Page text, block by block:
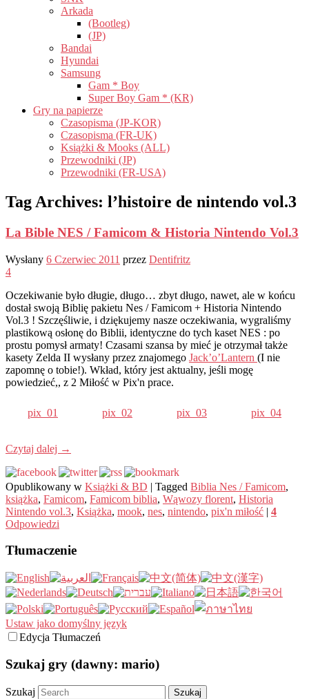
Arkada
(Bootleg)
(JP)
Bandai
Hyundai
Samsung
Gam * Boy
Super Boy Gam * (KR)
Gry na papierze
Czasopisma (JP-KOR)
Czasopisma (FR-UK)
Książki & Mooks (ALL)
Przewodniki (JP)
Przewodniki (FR-USA)
Tag Archives: l’histoire de nintendo vol.3
La Bible NES / Famicom & Historia Nintendo Vol.3
Wysłany 6 Czerwiec 2011 przez Dentifritz
4
Oczekiwanie było długie, długo… zbyt długo, nawet, ale w końcu
dostał swoją Biblię pakietu Nes / Famicom + Historia Nintendo
Vol.3 ! Szczęśliwie, i dziękujemy nasze oczekiwania, wygraliśmy
plastikową osłonę do Biblii, identyczne do tych kaset NES : po
prostu pomysł armaty! Czasami szansa by mieć je otrzymał także
kasety Zelda II wysłany przez znajomego Jack’o’Lantern (I nie
zapomnę o tobie!). Wkład, który jest aktualny, jeśli mogę
powiedzieć,, z 2 Miłość w Pix'n prace.
pix_01 pix_02 pix_03 pix_04
Czytaj dalej →
Opublikowany w Książki & BD | Tagged Biblia Nes / Famicom,
książka, Famicom, Famicom biblia, Wąwozy florent, Historia
Nintendo vol.3, Książka, mook, nes, nintendo, pix'n miłość | 4
Odpowiedzi
Tłumaczenie
Ustaw jako domyślny język
Edycja Tłumaczeń
Szukaj gry (dawny: mario)
Szukaj